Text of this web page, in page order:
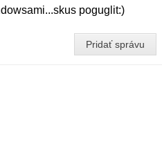
poguglit:)
Pridať správu